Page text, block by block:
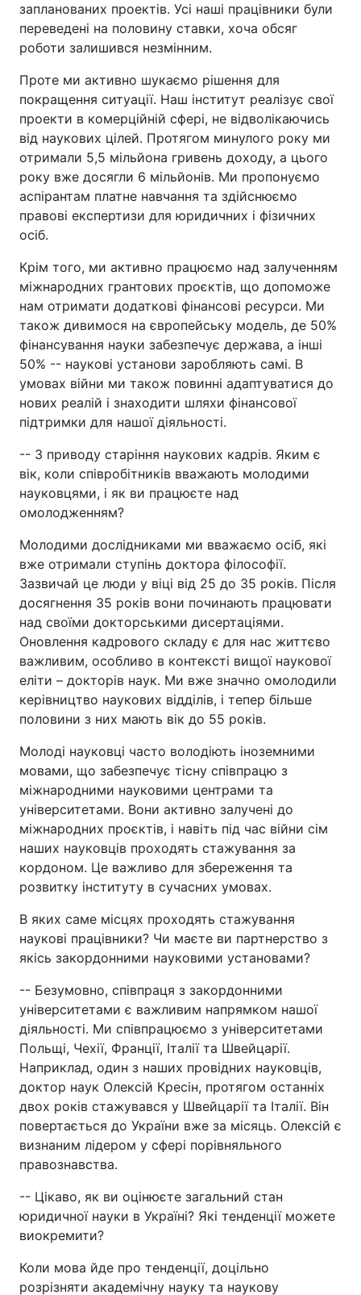
запланованих проектів. Усі наші працівники були
переведені на половину ставки, хоча обсяг
роботи залишився незмінним.
Проте ми активно шукаємо рішення для
покращення ситуації. Наш інститут реалізує свої
проекти в комерційній сфері, не відволікаючись
від наукових цілей. Протягом минулого року ми
отримали 5,5 мільйона гривень доходу, а цього
року вже досягли 6 мільйонів. Ми пропонуємо
аспірантам платне навчання та здійснюємо
правові експертизи для юридичних і фізичних
осіб.
Крім того, ми активно працюємо над залученням
міжнародних грантових проєктів, що допоможе
нам отримати додаткові фінансові ресурси. Ми
також дивимося на європейську модель, де 50%
фінансування науки забезпечує держава, а інші
50% -- наукові установи заробляють самі. В
умовах війни ми також повинні адаптуватися до
нових реалій і знаходити шляхи фінансової
підтримки для нашої діяльності.
-- З приводу старіння наукових кадрів. Яким є
вік, коли співробітників вважають молодими
науковцями, і як ви працюєте над
омолодженням?
Молодими дослідниками ми вважаємо осіб, які
вже отримали ступінь доктора філософії.
Зазвичай це люди у віці від 25 до 35 років. Після
досягнення 35 років вони починають працювати
над своїми докторськими дисертаціями.
Оновлення кадрового складу є для нас життєво
важливим, особливо в контексті вищої наукової
еліти – докторів наук. Ми вже значно омолодили
керівництво наукових відділів, і тепер більше
половини з них мають вік до 55 років.
Молоді науковці часто володіють іноземними
мовами, що забезпечує тісну співпрацю з
міжнародними науковими центрами та
університетами. Вони активно залучені до
міжнародних проєктів, і навіть під час війни сім
наших науковців проходять стажування за
кордоном. Це важливо для збереження та
розвитку інституту в сучасних умовах.
В яких саме місцях проходять стажування
наукові працівники? Чи маєте ви партнерство з
якісь закордонними науковими установами?
-- Безумовно, співпраця з закордонними
університетами є важливим напрямком нашої
діяльності. Ми співпрацюємо з університетами
Польщі, Чехії, Франції, Італії та Швейцарії.
Наприклад, один з наших провідних науковців,
доктор наук Олексій Кресін, протягом останніх
двох років стажувався у Швейцарії та Італії. Він
повертається до України вже за місяць. Олексій є
визнаним лідером у сфері порівняльного
правознавства.
-- Цікаво, як ви оцінюєте загальний стан
юридичної науки в Україні? Які тенденції можете
виокремити?
Коли мова йде про тенденції, доцільно
розрізняти академічну науку та наукову